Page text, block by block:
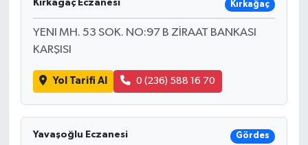
Kırkagaç Eczanesi Kırkağaç
YENI MH. 53 SOK. NO:97 B ZİRAAT BANKASI
KARŞISI
Yol Tarifi Al 0 (236) 588 16 70
Yavaşoğlu Eczanesi Gördes